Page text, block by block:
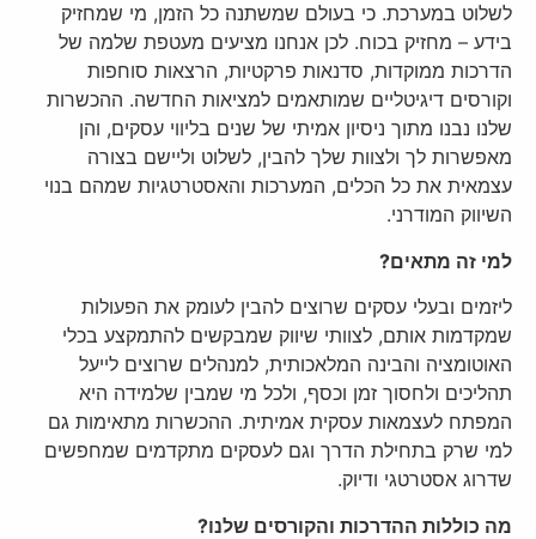
לשלוט במערכת. כי בעולם שמשתנה כל הזמן, מי שמחזיק
בידע – מחזיק בכוח. לכן אנחנו מציעים מעטפת שלמה של
הדרכות ממוקדות, סדנאות פרקטיות, הרצאות סוחפות
וקורסים דיגיטליים שמותאמים למציאות החדשה. ההכשרות
שלנו נבנו מתוך ניסיון אמיתי של שנים בליווי עסקים, והן
מאפשרות לך ולצוות שלך להבין, לשלוט וליישם בצורה
עצמאית את כל הכלים, המערכות והאסטרטגיות שמהם בנוי
השיווק המודרני.
למי זה מתאים?
ליזמים ובעלי עסקים שרוצים להבין לעומק את הפעולות
שמקדמות אותם, לצוותי שיווק שמבקשים להתמקצע בכלי
האוטומציה והבינה המלאכותית, למנהלים שרוצים לייעל
תהליכים ולחסוך זמן וכסף, ולכל מי שמבין שלמידה היא
המפתח לעצמאות עסקית אמיתית. ההכשרות מתאימות גם
למי שרק בתחילת הדרך וגם לעסקים מתקדמים שמחפשים
שדרוג אסטרטגי ודיוק.
מה כוללות ההדרכות והקורסים שלנו?